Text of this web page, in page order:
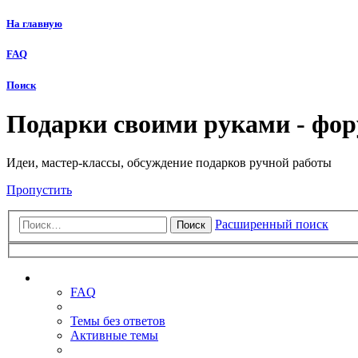
На главную
FAQ
Поиск
Подарки своими руками -
Идеи, мастер-классы, обсуждение подарков ручной работы
Пропустить
Поиск Расширенный поиск
FAQ
Темы без ответов
Активные темы